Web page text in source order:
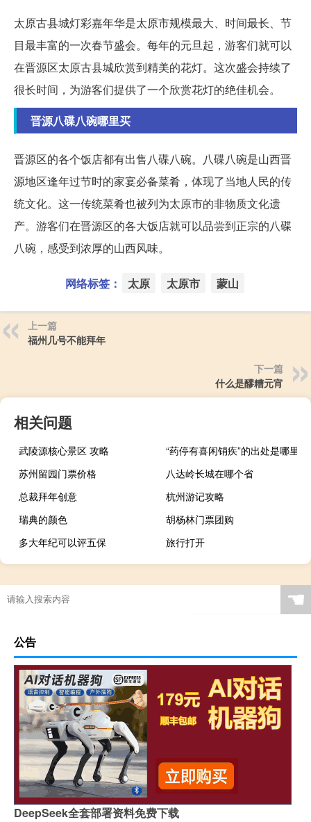
太原古县城灯彩嘉年华是太原市规模最大、时间最长、节
目最丰富的一次春节盛会。每年的元旦起，游客们就可以
在晋源区太原古县城欣赏到精美的花灯。这次盛会持续了
很长时间，为游客们提供了一个欣赏花灯的绝佳机会。
晋源八碟八碗哪里买
晋源区的各个饭店都有出售八碟八碗。八碟八碗是山西晋
源地区逢年过节时的家宴必备菜肴，体现了当地人民的传
统文化。这一传统菜肴也被列为太原市的非物质文化遗
产。游客们在晋源区的各大饭店就可以品尝到正宗的八碟
八碗，感受到浓厚的山西风味。
网络标签： 太原 太原市 蒙山
上一篇
福州几号不能拜年
下一篇
什么是醪糟元宵
相关问题
武陵源核心景区 攻略
“药停有喜闲销疾”的出处是哪里
苏州留园门票价格
八达岭长城在哪个省
总裁拜年创意
杭州游记攻略
瑞典的颜色
胡杨林门票团购
多大年纪可以评五保
旅行打开
☚
公告
DeepSeek全套部署资料免费下载